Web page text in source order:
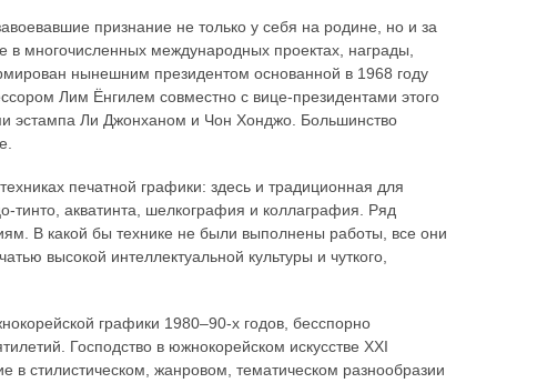
признание не только у себя на родине, но и за
многочисленных международных проектах, награды,
нынешним президентом основанной в 1968 году
Лим Ёнгилем совместно с вице-президентами этого
эстампа Ли Джонханом и Чон Хонджо. Большинство
печатной графики: здесь и традиционная для
акватинта, шелкография и коллаграфия. Ряд
В какой бы технике не были выполнены работы, все они
высокой интеллектуальной культуры и чуткого,
графики 1980–90-х годов, бесспорно
Господство в южнокорейском искусстве XXI
в стилистическом, жанровом, тематическом разнообразии